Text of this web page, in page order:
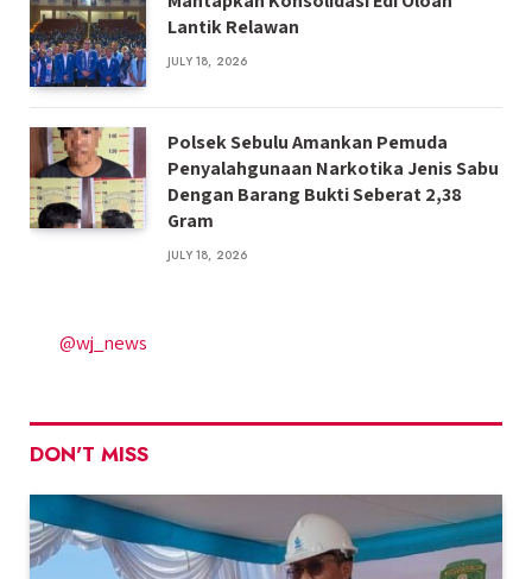
Lantik Relawan
JULY 18, 2026
Polsek Sebulu Amankan Pemuda
Penyalahgunaan Narkotika Jenis Sabu
Dengan Barang Bukti Seberat 2,38
Gram
JULY 18, 2026
@wj_news
DON'T MISS